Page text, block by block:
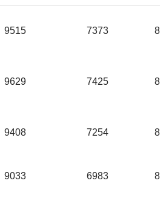
9515 7373
9629 7425
9408 7254
9033 6983